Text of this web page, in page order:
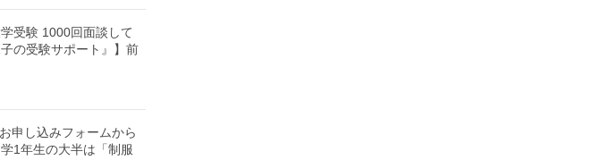
学受験 1000回面談して
の受験サポート』】前
申し込みフォームから
1年生の大半は「制服